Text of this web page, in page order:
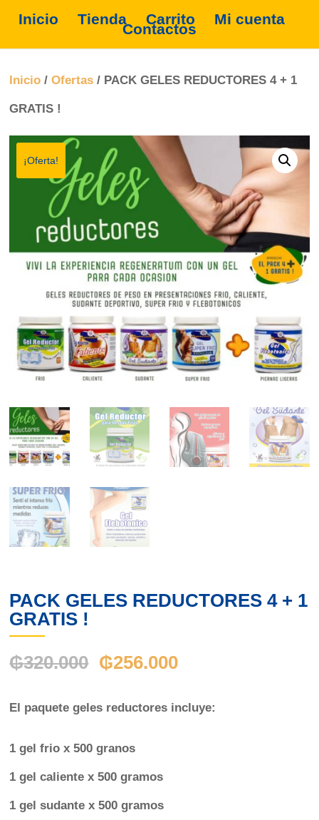
Inicio Tienda Carrito Mi cuenta
Contactos
Inicio /Ofertas / PACK GELES REDUCTORES 4 + 1
GRATIS !
¡Oferta!
PACK GELES REDUCTORES 4 + 1
GRATIS !
₲320.000 El
original
era:
₲320.000.
₲256.000El
actual
El paquete geles reductores incluye:
1 gel frio x 500 granos
1 gel caliente x 500 gramos
1 gel sudante x 500 gramos